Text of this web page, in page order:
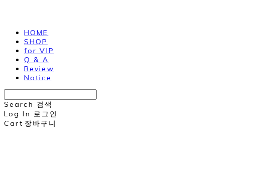
HOME
SHOP
for VIP
Q & A
Review
Notice
Search 검색
Log In 로그인
Cart 장바구니